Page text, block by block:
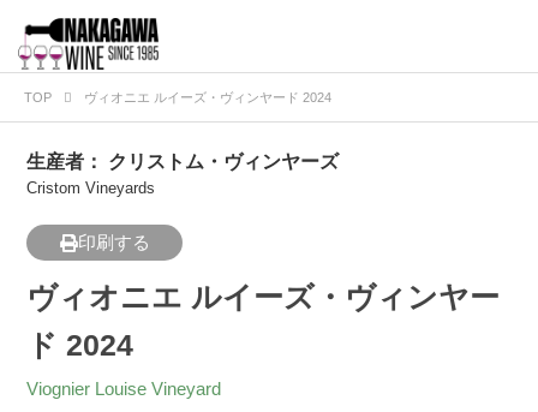
TOP ヴィオニエ ルイーズ・ヴィンヤード 2024
生産者： クリストム・ヴィンヤーズ
Cristom Vineyards
印刷する
ヴィオニエ ルイーズ・ヴィンヤー
ド 2024
Viognier Louise Vineyard